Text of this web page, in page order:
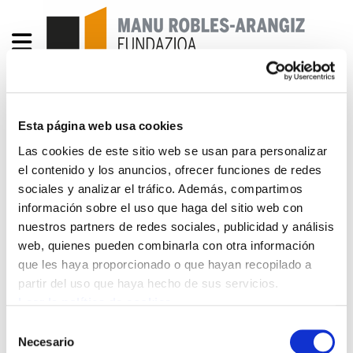
Esta página web usa cookies
Las cookies de este sitio web se usan para personalizar
el contenido y los anuncios, ofrecer funciones de redes
sociales y analizar el tráfico. Además, compartimos
información sobre el uso que haga del sitio web con
nuestros partners de redes sociales, publicidad y análisis
web, quienes pueden combinarla con otra información
que les haya proporcionado o que hayan recopilado a
partir del uso que haya hecho de sus servicios.
Necesario
Una propuesta de hoja de
ruta para la transición
ecosocial de la economía
de Hego Euskal Herria
INGURU GAIAK 8 (cast + portada.pdf4.1 MB
Cartografía de la economía de la CAPV y Nafarroa
Límites para el mantenimiento de la estructura